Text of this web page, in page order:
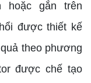
hoặc gắn trên
được thiết kế
theo phương
được chế tạo